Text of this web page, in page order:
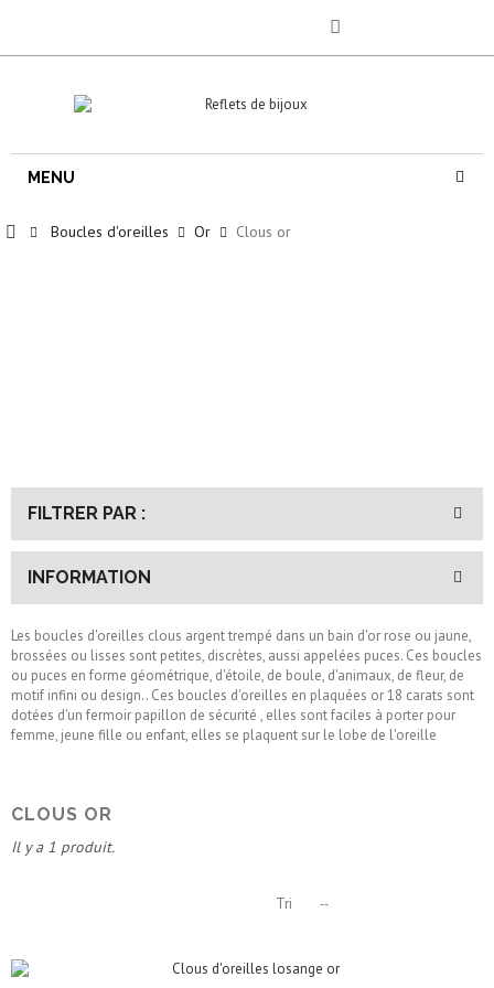
MENU
Boucles d'oreilles Or Clous or
FILTRER PAR :
INFORMATION
Les boucles d'oreilles clous argent trempé dans un bain d'or rose ou jaune,
brossées ou lisses sont petites, discrètes, aussi appelées puces. Ces boucles
ou puces en forme géométrique, d'étoile, de boule, d'animaux, de fleur, de
motif infini ou design.. Ces boucles d'oreilles en plaquées or 18 carats sont
dotées d'un fermoir papillon de sécurité , elles sont faciles à porter pour
femme, jeune fille ou enfant, elles se plaquent sur le lobe de l'oreille
CLOUS OR
Il y a 1 produit.
Tri --